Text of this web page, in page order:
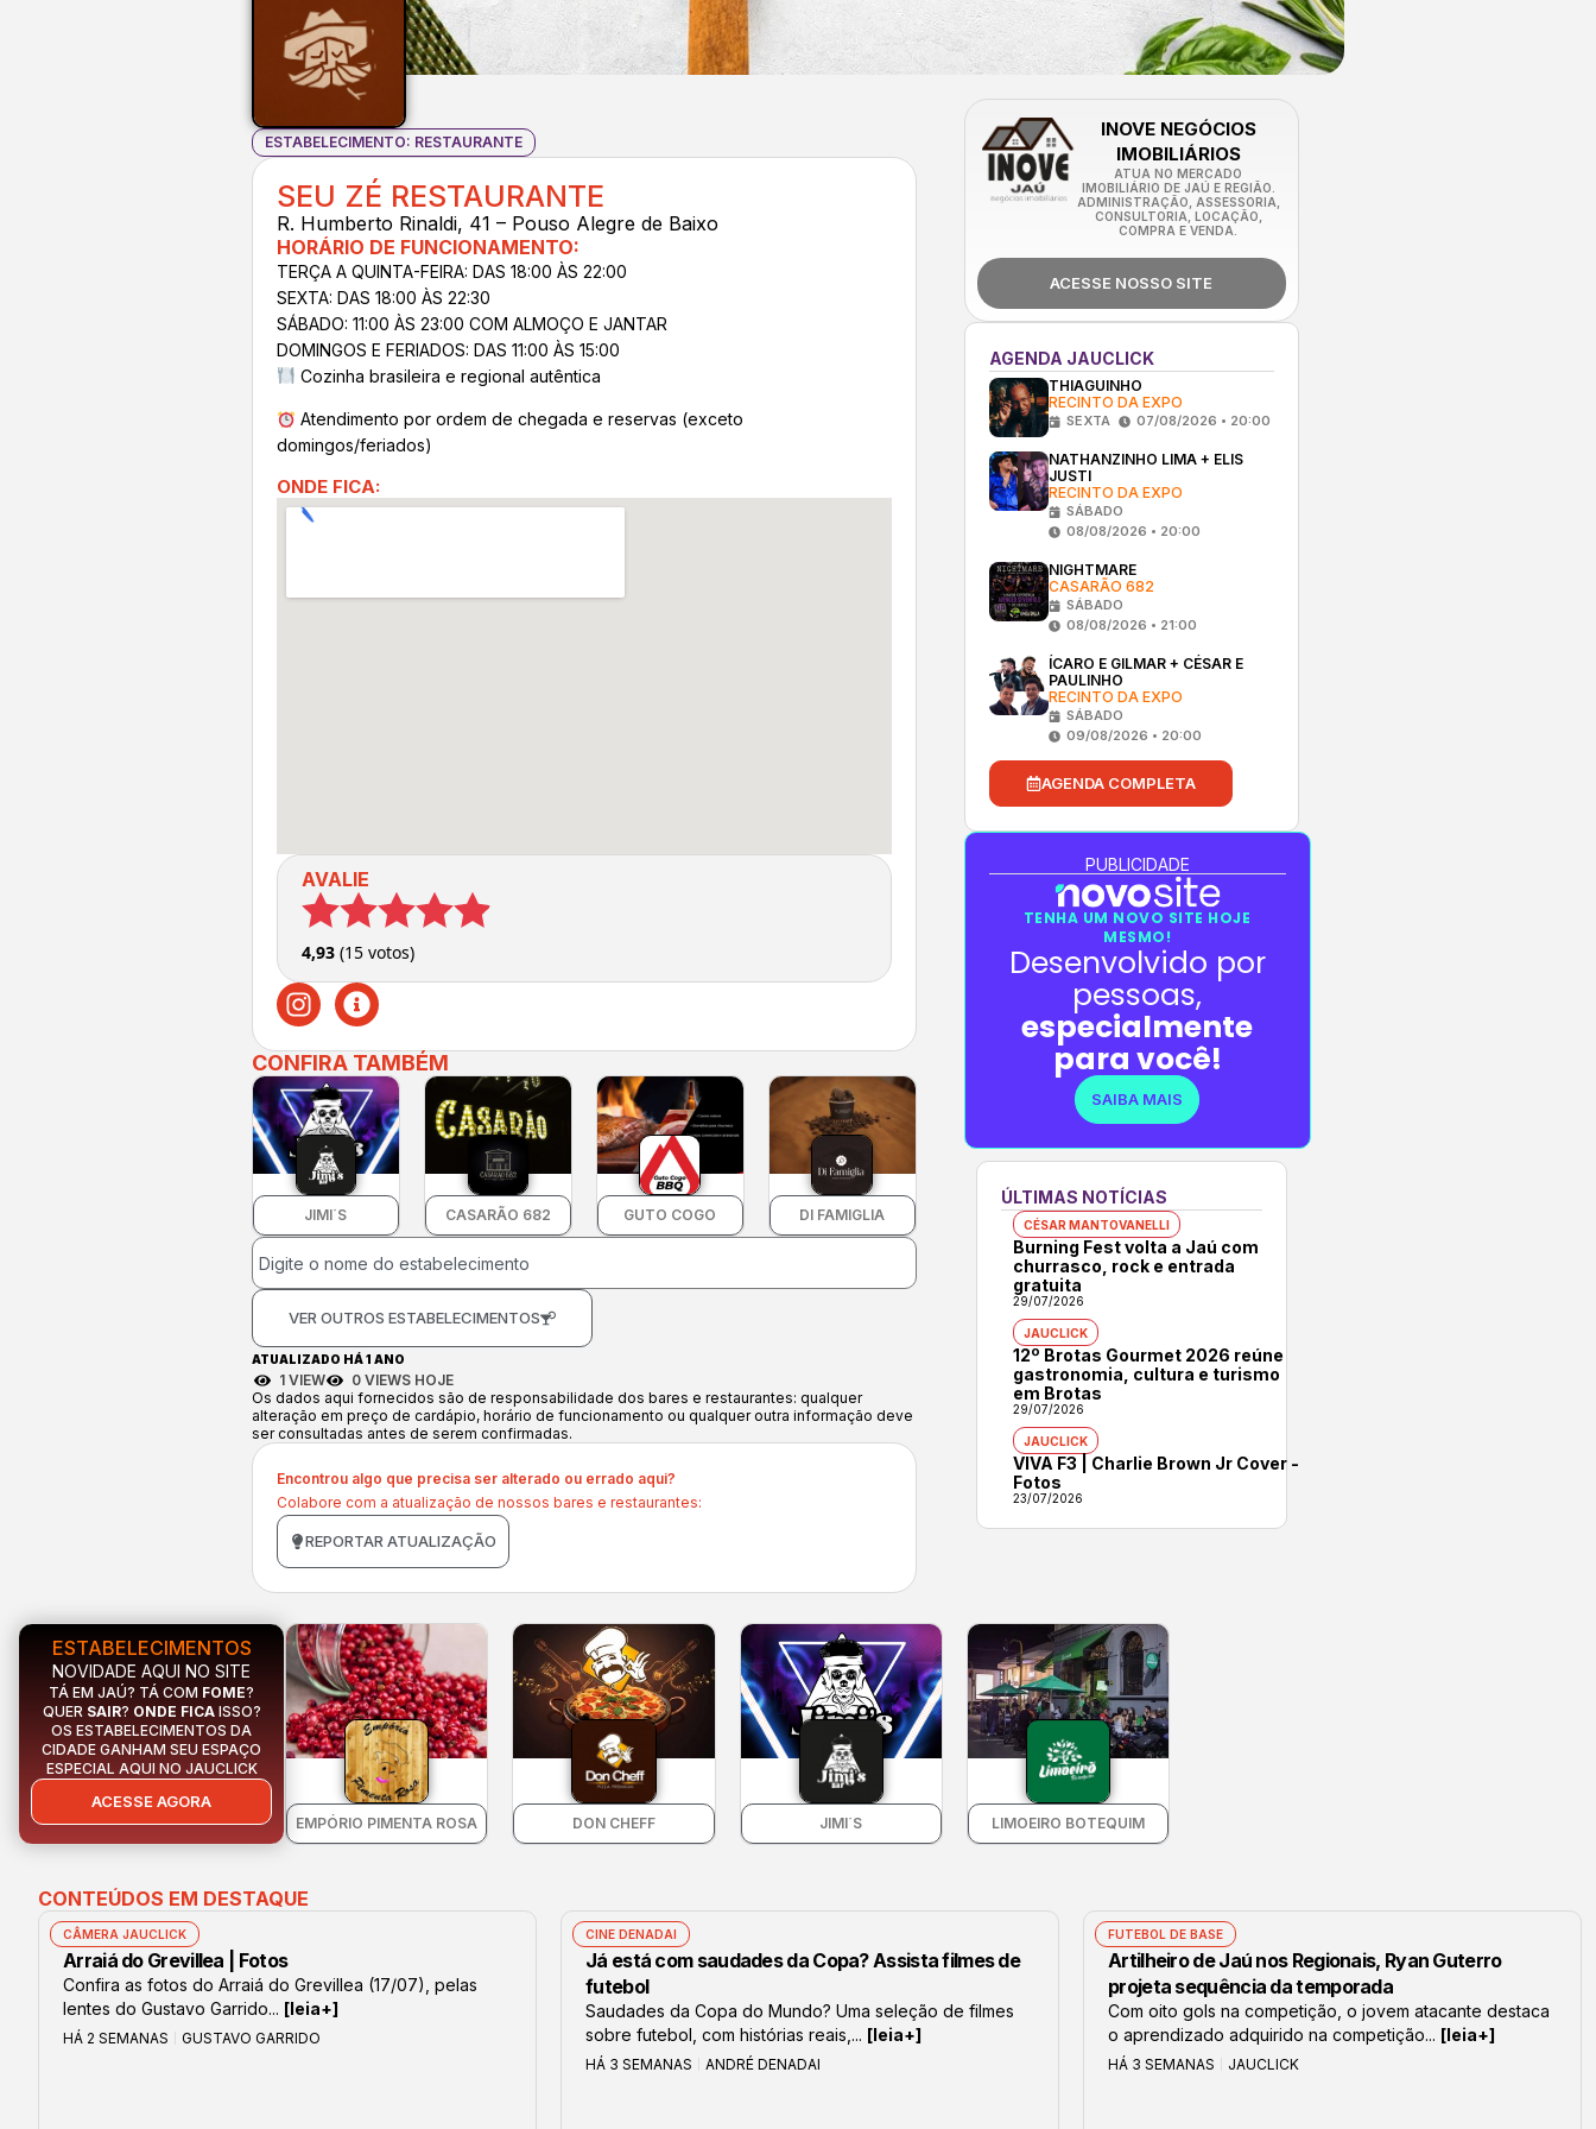
ESTABELECIMENTO: RESTAURANTE
SEU ZÉ RESTAURANTE
R. Humberto Rinaldi, 41 – Pouso Alegre de Baixo
HORÁRIO DE FUNCIONAMENTO:
TERÇA A QUINTA-FEIRA: DAS 18:00 ÀS 22:00
SEXTA: DAS 18:00 ÀS 22:30
SÁBADO: 11:00 ÀS 23:00 COM ALMOÇO E JANTAR
DOMINGOS E FERIADOS: DAS 11:00 ÀS 15:00
Cozinha brasileira e regional autêntica
Atendimento por ordem de chegada e reservas (exceto
domingos/feriados)
ONDE FICA:
AVALIE
4,93 (15 votos)
CONFIRA TAMBÉM
JIMI´S CASARÃO 682 GUTO COGO DI FAMIGLIA
VER OUTROS ESTABELECIMENTOS
ATUALIZADO HÁ 1 ANO
1 VIEW
0 VIEWS HOJE
Os dados aqui fornecidos são de responsabilidade dos bares e restaurantes: qualquer
alteração em preço de cardápio, horário de funcionamento ou qualquer outra informação deve
ser consultadas antes de serem confirmadas.
Encontrou algo que precisa ser alterado ou errado aqui?
Colabore com a atualização de nossos bares e restaurantes:
REPORTAR ATUALIZAÇÃO
INOVE NEGÓCIOS
IMOBILIÁRIOS
ATUA NO MERCADO
IMOBILIÁRIO DE JAÚ E REGIÃO.
ADMINISTRAÇÃO, ASSESSORIA,
CONSULTORIA, LOCAÇÃO,
COMPRA E VENDA.
ACESSE NOSSO SITE
AGENDA JAUCLICK
THIAGUINHO
RECINTO DA EXPO
SEXTA 07/08/2026 • 20:00
NATHANZINHO LIMA + ELIS
JUSTI
RECINTO DA EXPO
SÁBADO
08/08/2026 • 20:00
NIGHTMARE
CASARÃO 682
SÁBADO
08/08/2026 • 21:00
ÍCARO E GILMAR + CÉSAR E
PAULINHO
RECINTO DA EXPO
SÁBADO
09/08/2026 • 20:00
AGENDA COMPLETA
PUBLICIDADE
TENHA UM NOVO SITE HOJE
MESMO!
Desenvolvido por
pessoas,
especialmente
para você!
SAIBA MAIS
ÚLTIMAS NOTÍCIAS
CÉSAR MANTOVANELLI
Burning Fest volta a Jaú com
churrasco, rock e entrada
gratuita
29/07/2026
JAUCLICK
12º Brotas Gourmet 2026 reúne
gastronomia, cultura e turismo
em Brotas
29/07/2026
JAUCLICK
VIVA F3 | Charlie Brown Jr Cover -
Fotos
23/07/2026
EMPÓRIO PIMENTA ROSA DON CHEFF JIMI´S LIMOEIRO BOTEQUIM
ESTABELECIMENTOS
NOVIDADE AQUI NO SITE
TÁ EM JAÚ? TÁ COM FOME?
QUER SAIR? ONDE FICAISSO?
OS ESTABELECIMENTOS DA
CIDADE GANHAM SEU ESPAÇO
ESPECIAL AQUI NO JAUCLICK
ACESSE AGORA
CONTEÚDOS EM DESTAQUE
CÂMERA JAUCLICK
Arraiá do Grevillea | Fotos
Confira as fotos do Arraiá do Grevillea (17/07), pelas
lentes do Gustavo Garrido... [leia+]
HÁ 2 SEMANAS GUSTAVO GARRIDO
CINE DENADAI
Já está com saudades da Copa? Assista filmes de
futebol
Saudades da Copa do Mundo? Uma seleção de filmes
sobre futebol, com histórias reais,... [leia+]
HÁ 3 SEMANAS ANDRÉ DENADAI
FUTEBOL DE BASE
Artilheiro de Jaú nos Regionais, Ryan Guterro
projeta sequência da temporada
Com oito gols na competição, o jovem atacante destaca
o aprendizado adquirido na competição... [leia+]
HÁ 3 SEMANAS JAUCLICK